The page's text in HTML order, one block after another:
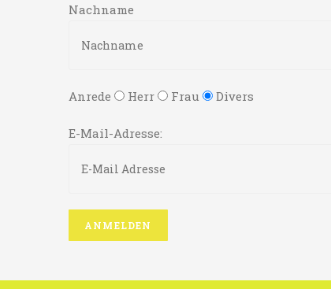
Nachname
Anrede Herr Frau Divers
E-Mail-Adresse: